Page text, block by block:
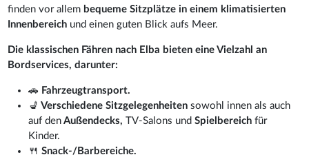
finden vor allem bequeme Sitzplätze in einem klimatisierten
Innenbereich und einen guten Blick aufs Meer.
Die klassischen Fähren nach Elba bieten eine Vielzahl an
Bordservices, darunter:
🚗 Fahrzeugtransport.
💺 Verschiedene Sitzgelegenheitensowohl innen als auch
auf den Außendecks,TV-Salons undSpielbereich für
Kinder.
🍴Snack-/Barbereiche.